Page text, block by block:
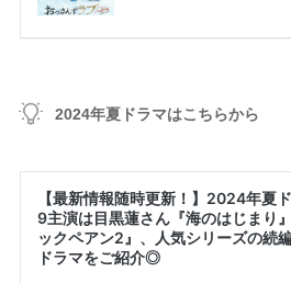
2024年夏ドラマはこちらから